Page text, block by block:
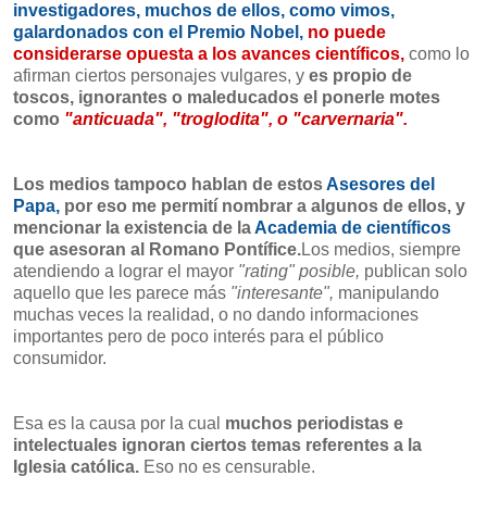
investigadores, muchos de ellos, como vimos,
galardonados con el Premio Nobel, no puede
considerarse opuesta a los avances científicos, como lo
afirman ciertos personajes vulgares, y es propio de
toscos, ignorantes o maleducados el ponerle motes
como "anticuada", "troglodita", o "carvernaria".
Los medios tampoco hablan de estosAsesores del
Papa, por eso me permití nombrar a algunos de ellos, y
mencionar la existencia de laAcademia de científicos
que asesoran al Romano Pontífice.Los medios, siempre
atendiendo a lograr el mayor "rating" posible, publican solo
aquello que les parece más "interesante", manipulando
muchas veces la realidad, o no dando informaciones
importantes pero de poco interés para el público
consumidor.
Esa es la causa por la cual muchos periodistas e
intelectuales ignoran ciertos temas referentes a la
Iglesia católica. Eso no es censurable.